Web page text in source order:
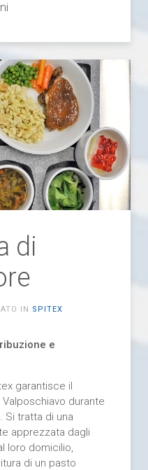
di
IN SPITEX
e
garantisce il
durante
Si tratta di una
apprezzata dagli
loro domicilio,
di un pasto